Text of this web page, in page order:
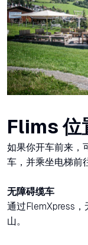
Flims 位
如果你开车前来，
车，并乘坐电梯前
无障碍缆车
通过FlemXpress
山。